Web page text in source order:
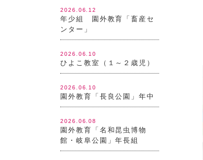
2026.06.12
年少組 園外教育「畜産セ
ンター」
2026.06.10
ひよこ教室（１～２歳児）
2026.06.10
園外教育「長良公園」年中
2026.06.08
園外教育「名和昆虫博物
館・岐阜公園」年長組